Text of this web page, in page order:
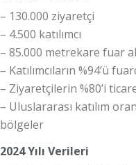
– 130.000 ziyaretçi
– 4.500 katılımcı
– 85.000 metrekare fuar
– Katılımcıların %94’ü
– Ziyaretçilerin %80’i
– Uluslararası katılım
bölgeler
2024 Yılı Verileri